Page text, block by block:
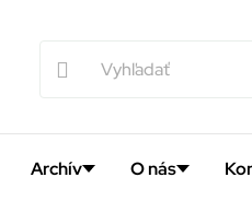
Archív O nás